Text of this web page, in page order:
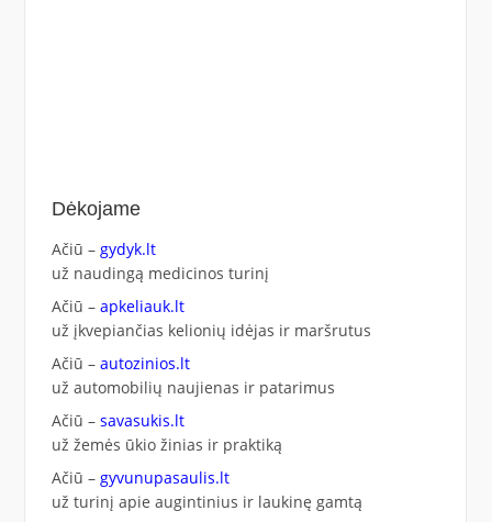
Dėkojame
Ačiū – gydyk.lt
už naudingą medicinos turinį
Ačiū – apkeliauk.lt
už įkvepiančias kelionių idėjas ir maršrutus
Ačiū – autozinios.lt
už automobilių naujienas ir patarimus
Ačiū – savasukis.lt
už žemės ūkio žinias ir praktiką
Ačiū – gyvunupasaulis.lt
už turinį apie augintinius ir laukinę gamtą